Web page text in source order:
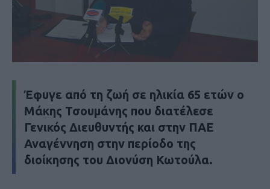
Έφυγε από τη ζωή σε ηλικία 65 ετών ο
Μάκης Τσουμάνης που διατέλεσε
Γενικός Διευθυντής και στην ΠΑΕ
Αναγέννηση στην περίοδο της
διοίκησης του Διονύση Κωτούλα.